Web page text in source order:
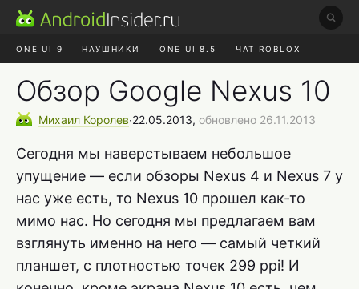
ONE UI 9 НАУШНИКИ ONE UI 8.5 ЧАТ ROBLOX
MAX RUSTORE
Обзор Google Nexus 10
Михаил Королев∙22.05.2013, обновлено 26.11.2013
Сегодня мы наверстываем небольшое
упущение — если обзоры Nexus 4 и Nexus 7 у
нас уже есть, то Nexus 10 прошел как-то
мимо нас. Но сегодня мы предлагаем вам
взглянуть именно на него — самый четкий
планшет, с плотностью точек 299 ppi! И